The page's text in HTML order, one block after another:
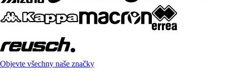
Objevte všechny naše značky